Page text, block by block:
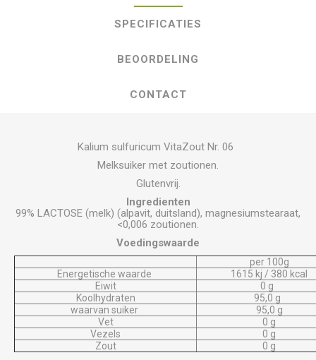
SPECIFICATIES
BEOORDELING
CONTACT
Kalium sulfuricum VitaZout Nr. 06
Melksuiker met zoutionen.
Glutenvrij.
Ingredienten
99% LACTOSE (melk) (alpavit, duitsland), magnesiumstearaat,
<0,006 zoutionen.
Voedingswaarde
per 100g
Energetische waarde
1615 kj / 380 kcal
Eiwit
0 g
Koolhydraten
95,0 g
waarvan suiker
95,0 g
Vet
0 g
Vezels
0 g
Zout
0 g